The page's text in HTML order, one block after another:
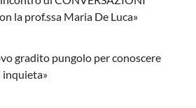
la prof.ssa Maria De Luca»
gradito pungolo per conoscere
inquieta»